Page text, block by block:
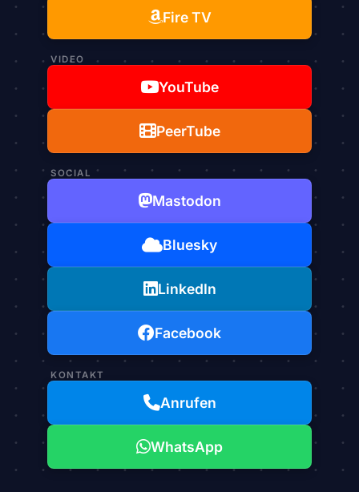
Fire TV
VIDEO
YouTube
PeerTube
SOCIAL
Mastodon
Bluesky
LinkedIn
Facebook
KONTAKT
Anrufen
WhatsApp